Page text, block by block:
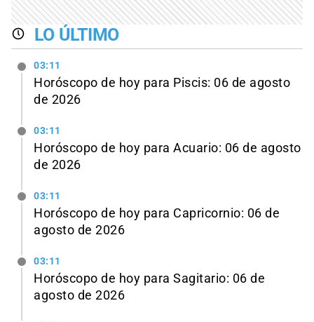
LO ÚLTIMO
03:11
Horóscopo de hoy para Piscis: 06 de agosto
de 2026
03:11
Horóscopo de hoy para Acuario: 06 de agosto
de 2026
03:11
Horóscopo de hoy para Capricornio: 06 de
agosto de 2026
03:11
Horóscopo de hoy para Sagitario: 06 de
agosto de 2026